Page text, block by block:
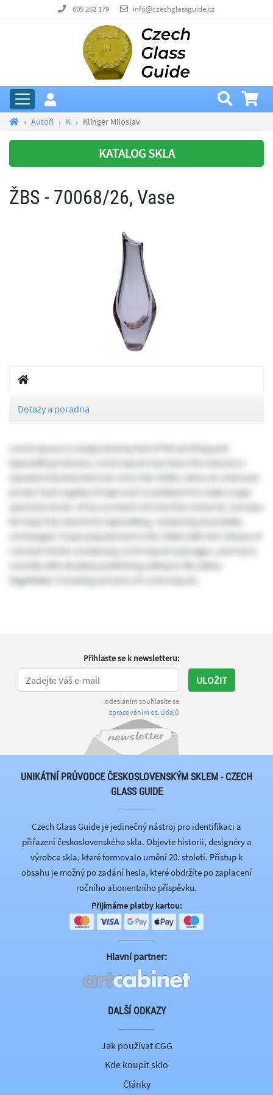
605 262 179 info@czechglassguide.cz
Autoři K Klinger Miloslav
KATALOG SKLA
ŽBS - 70068/26, Vase
Dotazy a poradna
Lorem Ipsum is simply dummy text of the printing and
typesetting industry. Lorem Ipsum has been the industry's
standard dummy text ever since the 1500s, when an unknown
printer took a galley of type and scrambled it to make a type
specimen book. It has survived not only five centuries, but also
the leap into electronic typesetting, remaining essentially
unchanged. It was popularised in the 1960s with the release of
Letraset sheets containing Lorem Ipsum passages, and more
recently with desktop publishing software like Aldus
PageMaker including versions of Lorem Ipsum.
Přihlaste se k newsletteru:
odesláním souhlasíte se
zpracováním os. údajů
ULOŽIT
UNIKÁTNÍ PRŮVODCE ČESKOSLOVENSKÝM SKLEM - CZECH
GLASS GUIDE
Czech Glass Guide je jedinečný nástroj pro identifikaci a
přiřazení československého skla. Objevte historii, designéry a
výrobce skla, které formovalo umění 20. století. Přístup k
obsahu je možný po zadání hesla, které obdržíte po zaplacení
ročního abonentního příspěvku.
Přijímáme platby kartou:
Hlavní partner:
DALŠÍ ODKAZY
Jak používat CGG
Kde koupit sklo
Články